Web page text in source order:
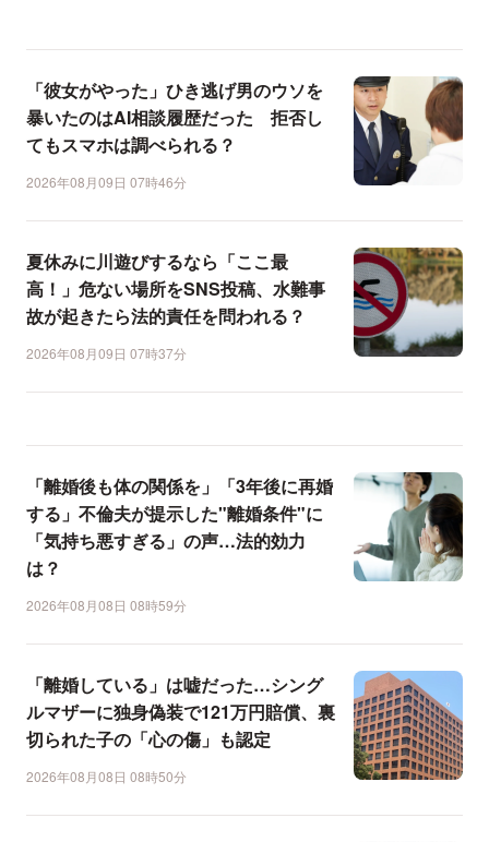
「彼女がやった」ひき逃げ男のウソを
暴いたのはAI相談履歴だった 拒否し
てもスマホは調べられる？
2026年08月09日 07時46分
夏休みに川遊びするなら「ここ最
高！」危ない場所をSNS投稿、水難事
故が起きたら法的責任を問われる？
2026年08月09日 07時37分
「離婚後も体の関係を」「3年後に再婚
する」不倫夫が提示した"離婚条件"に
「気持ち悪すぎる」の声…法的効力
は？
2026年08月08日 08時59分
「離婚している」は嘘だった…シング
ルマザーに独身偽装で121万円賠償、裏
切られた子の「心の傷」も認定
2026年08月08日 08時50分